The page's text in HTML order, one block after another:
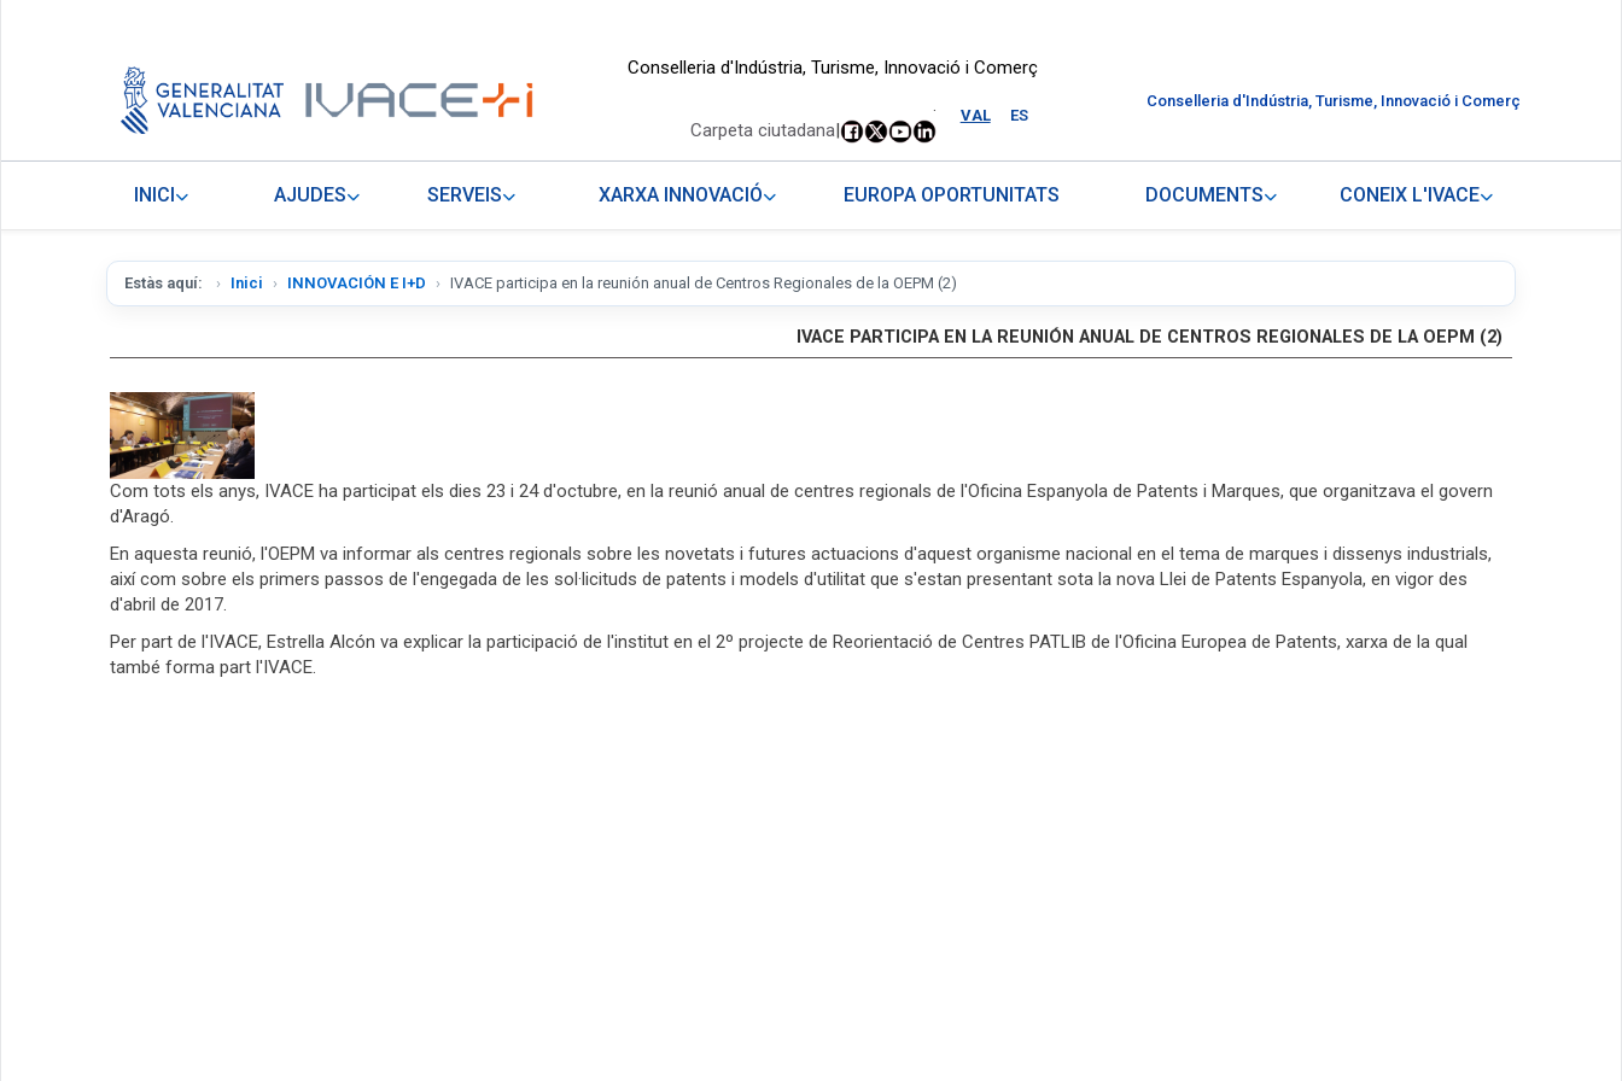
Conselleria d'Indústria, Turisme, Innovació i Comerç
VAL ES
.
Carpeta ciutadana|
Conselleria d'Indústria, Turisme, Innovació i Comerç
INICI AJUDES SERVEIS XARXA INNOVACIÓ EUROPA OPORTUNITATS DOCUMENTS CONEIX L'IVACE
Estàs aquí: Inici INNOVACIÓN E I+D IVACE participa en la reunión anual de Centros Regionales de la OEPM (2)
IVACE PARTICIPA EN LA REUNIÓN ANUAL DE CENTROS REGIONALES DE LA OEPM (2)
Com tots els anys, IVACE ha participat els dies 23 i 24 d'octubre, en la reunió anual de centres regionals de l'Oficina Espanyola de Patents i Marques, que organitzava el govern
d'Aragó.
En aquesta reunió, l'OEPM va informar als centres regionals sobre les novetats i futures actuacions d'aquest organisme nacional en el tema de marques i dissenys industrials,
així com sobre els primers passos de l'engegada de les sol·licituds de patents i models d'utilitat que s'estan presentant sota la nova Llei de Patents Espanyola, en vigor des
d'abril de 2017.
Per part de l'IVACE, Estrella Alcón va explicar la participació de l'institut en el 2º projecte de Reorientació de Centres PATLIB de l'Oficina Europea de Patents, xarxa de la qual
també forma part l'IVACE.